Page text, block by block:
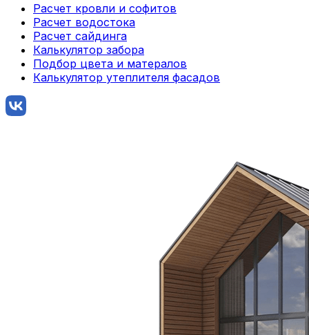
Расчет кровли и софитов
Расчет водостока
Расчет сайдинга
Калькулятор забора
Подбор цвета и матералов
Калькулятор утеплителя фасадов